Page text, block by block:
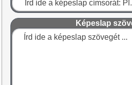
Képeslap